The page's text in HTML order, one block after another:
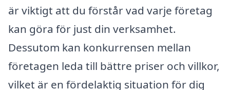
är viktigt att du förstår vad varje företag
kan göra för just din verksamhet.
Dessutom kan konkurrensen mellan
företagen leda till bättre priser och villkor,
vilket är en fördelaktig situation för dig